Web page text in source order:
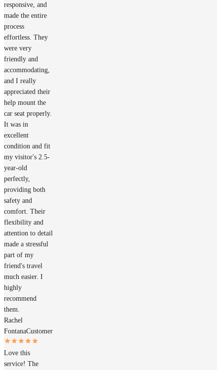
responsive, and
made the entire
process
effortless. They
were very
friendly and
accommodating,
and I really
appreciated their
help mount the
car seat properly.
It was in
excellent
condition and fit
my visitor's 2.5-
year-old
perfectly,
providing both
safety and
comfort. Their
flexibility and
attention to detail
made a stressful
part of my
friend's travel
much easier. I
highly
recommend
them.
Rachel
FontanaCustomer
Love this
service! The